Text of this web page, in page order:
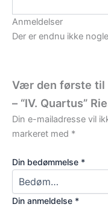
Anmeldelser
Der er endnu ikke
Vær den første til
– “IV. Quartus”
Din e-mailadresse vil
markeret med *
Din bedømmelse *
Din anmeldelse *